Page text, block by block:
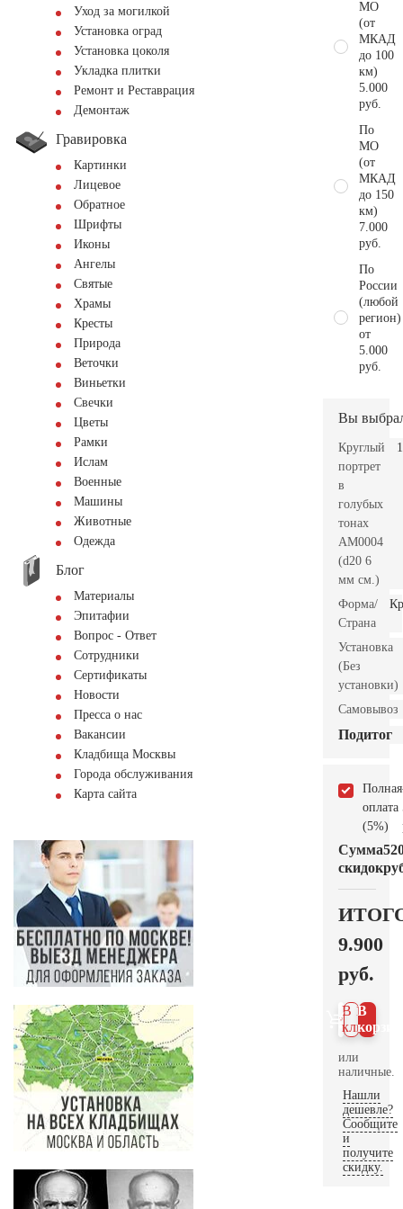
Уход за могилкой
Установка оград
Установка цоколя
Укладка плитки
Ремонт и Реставрация
Демонтаж
Гравировка
Картинки
Лицевое
Обратное
Шрифты
Иконы
Ангелы
Святые
Храмы
Кресты
Природа
Веточки
Виньетки
Свечки
Цветы
Рамки
Ислам
Военные
Машины
Животные
Одежда
Блог
Материалы
Эпитафии
Вопрос - Ответ
Сотрудники
Сертификаты
Новости
Пресса о нас
Вакансии
Кладбища Москвы
Города обслуживания
Карта сайта
МО
(от
МКАД
до 100
км)
5.000
руб.
По
МО
(от
МКАД
до 150
км)
7.000
руб.
По
России
(любой
регион)
от
5.000
руб.
Вы
Круглый
портрет
в
голубых
тонах
AM0004
(d20 6
мм см.)
Форма/
Страна
Установка
(Без
установки)
Самовывоз
Подитог
Полная
оплата
(5%)
Сумма
скидок
9.900
руб.
В
В 1
клик
или
наличные.
Нашли
дешевле?
Сообщите
и
получите
скидку.